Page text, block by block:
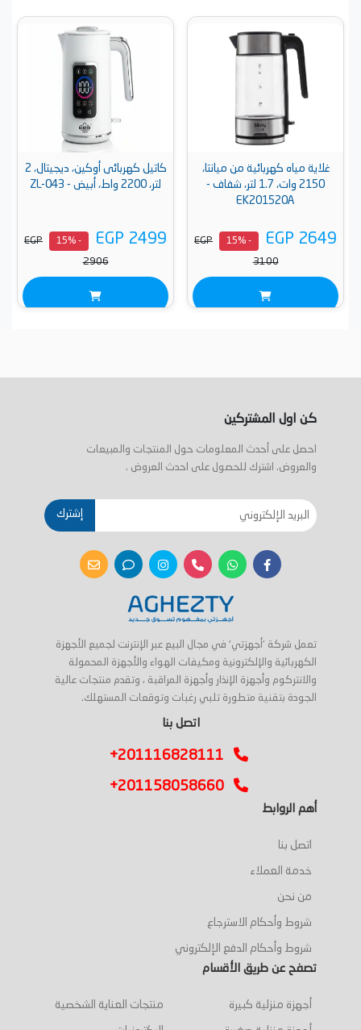
غلاية مياه كهربائية من ميانتا،
2150 وات، 1.7 لتر، شفاف -
EK201520A
EGP 2649
- 15%
EGP
3100
كاتيل كهربائى أوكين، ديجيتال، 2
لتر، 2200 واط، أبيض - ZL-043
EGP 2499
- 15%
EGP
2906
كن اول المشتركين
احصل على أحدث المعلومات حول المنتجات والمبيعات
والعروض. اشترك للحصول على احدث العروض .
إشترك
تعمل شركة 'أجهزتي' في مجال البيع عبر الإنترنت لجميع الأجهزة
الكهربائية والإلكترونية ومكيفات الهواء والأجهزة المحمولة
والانتركوم وأجهزة الإنذار وأجهزة المراقبة ، وتقدم منتجات عالية
الجودة بتقنية متطورة تلبي رغبات وتوقعات المستهلك.
اتصل بنا
+201116828111
+201158058660
أهم الروابط
اتصل بنا
خدمة العملاء
من نحن
شروط وأحكام الاسترجاع
شروط وأحكام الدفع الإلكتروني
تصفح عن طريق الأقسام
أجهزة منزلية كبيرة منتجات العناية الشخصية